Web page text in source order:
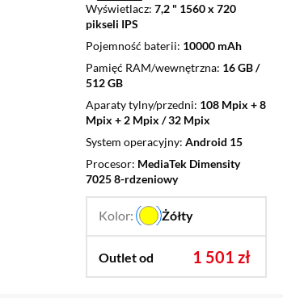
Wyświetlacz 7,2 " 1560 x 720
pikseli IPS
Pojemność baterii 10000 mAh
Pamięć RAM/wewnętrzna 16 GB /
512 GB
Aparaty tylny/przedni 108 Mpix + 8
Mpix + 2 Mpix / 32 Mpix
System operacyjny Android 15
Procesor MediaTek Dimensity
7025 8-rdzeniowy
Kolor: Żółty
Outlet od 1 501 zł